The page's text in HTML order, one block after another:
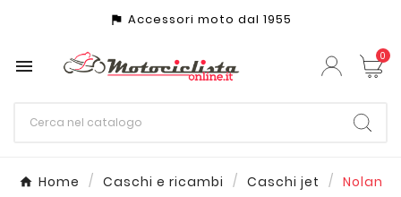
assistant_photo Accessori moto dal 1955
 0
Home Caschi e ricambi Caschi jet
Nolan